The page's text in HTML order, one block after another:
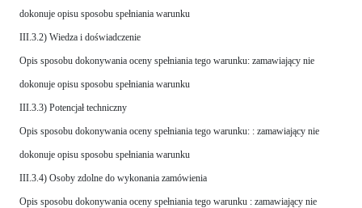
dokonuje opisu sposobu spełniania warunku
III.3.2) Wiedza i doświadczenie
Opis sposobu dokonywania oceny spełniania tego warunku: zamawiający nie
dokonuje opisu sposobu spełniania warunku
III.3.3) Potencjał techniczny
Opis sposobu dokonywania oceny spełniania tego warunku: : zamawiający nie
dokonuje opisu sposobu spełniania warunku
III.3.4) Osoby zdolne do wykonania zamówienia
Opis sposobu dokonywania oceny spełniania tego warunku : zamawiający nie